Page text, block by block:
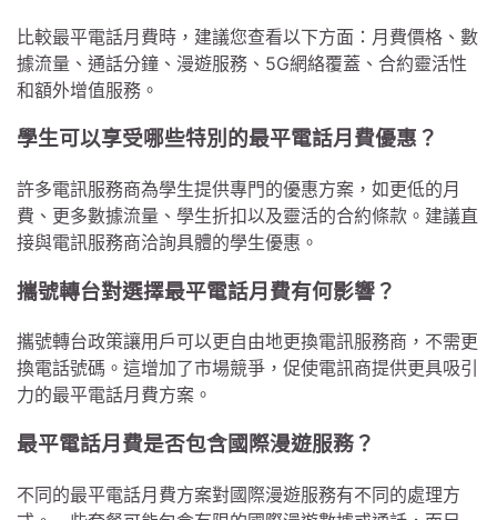
比較最平電話月費時，建議您查看以下方面：月費價格、數
據流量、通話分鐘、漫遊服務、5G網絡覆蓋、合約靈活性
和額外增值服務。
學生可以享受哪些特別的最平電話月費優惠？
許多電訊服務商為學生提供專門的優惠方案，如更低的月
費、更多數據流量、學生折扣以及靈活的合約條款。建議直
接與電訊服務商洽詢具體的學生優惠。
攜號轉台對選擇最平電話月費有何影響？
攜號轉台政策讓用戶可以更自由地更換電訊服務商，不需更
換電話號碼。這增加了市場競爭，促使電訊商提供更具吸引
力的最平電話月費方案。
最平電話月費是否包含國際漫遊服務？
不同的最平電話月費方案對國際漫遊服務有不同的處理方